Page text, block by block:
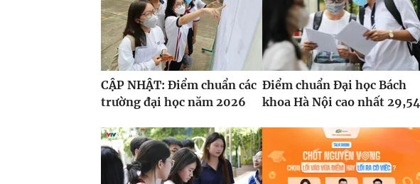
CẬP NHẬT: Điểm chuẩn các
trường đại học năm 2026
Điểm chuẩn Đại học Bách
khoa Hà Nội cao nhất 29,54